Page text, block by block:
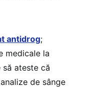
antidrog;
medicale la
ateste că
de sânge